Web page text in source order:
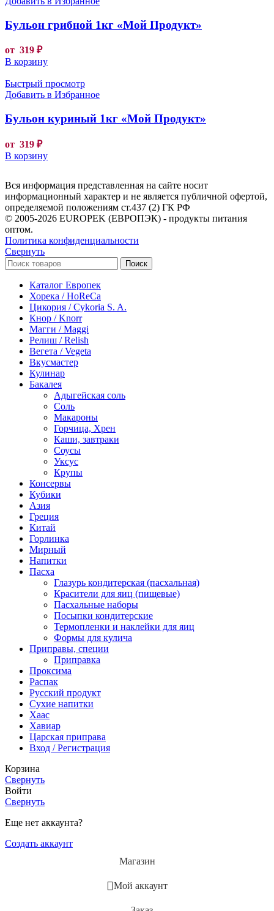
Бульон грибной 1кг «Мой Продукт»
от 319 ₽
В корзину
Быстрый просмотр
Добавить в Избранное
Бульон куриный 1кг «Мой Продукт»
от 319 ₽
В корзину
Вся информация представленная на сайте носит
информационный характер и не является публичной офертой,
определяемой положениям ст.437 (2) ГК РФ
© 2005-2026 EUROPEK (ЕВРОПЭК) - продукты питания
оптом.
Политика конфиденциальности
Свернуть
Поиск
Каталог Европек
Хорека / HoReCa
Цикория / Cykoria S. A.
Кнор / Knorr
Магги / Maggi
Релиш / Relish
Вегета / Vegeta
Вкусмастер
Кулинар
Бакалея
Адыгейская соль
Соль
Макароны
Горчица, Хрен
Каши, завтраки
Соусы
Уксус
Крупы
Консервы
Кубики
Азия
Греция
Китай
Горлинка
Мирный
Напитки
Пасха
Глазурь кондитерская (пасхальная)
Красители для яиц (пищевые)
Пасхальные наборы
Посыпки кондитерские
Термопленки и наклейки для яиц
Формы для кулича
Приправы, специи
Приправка
Проксима
Распак
Русский продукт
Сухие напитки
Хаас
Хавиар
Царская приправа
Вход / Регистрация
Корзина
Свернуть
Войти
Свернуть
Еще нет аккаунта?
Создать аккаунт
Магазин
Мой аккаунт